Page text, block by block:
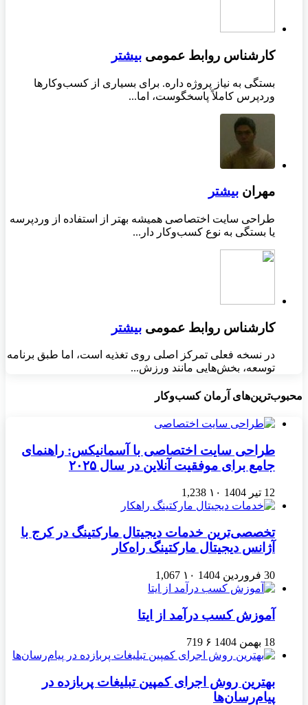
کارشناس روابط عمومی بیشتر
بستگی به نیاز پروژه داره. برای بسیاری از کسب‌وکارها
وردپرس کاملاً پاسخگوست، اما...
مهران بیشتر
طراحی سایت اختصاصی همیشه بهتر از استفاده از وردپرسه
یا بستگی به نوع کسب‌وکار دار...
کارشناس روابط عمومی بیشتر
در نسخه فعلی تمرکز اصلی روی تغذیه است، اما طبق برنامه
توسعه، بخش‌هایی مانند ورزش...
محبوب‌ترین‌های آرمان کسب‌وکار
طراحی سایت اختصاصی با آسمانیکس: راهنمای
جامع برای موفقیت آنلاین در سال ۲۰۲۵
12 تیر 1404 ۱۰ 1,238
تخصصی‌ترین خدمات دیجیتال مارکتینگ در کرج با
آژانس دیجیتال مارکتینگ راه‌کار
30 فروردین 1404 ۱۰ 1,067
آموزش کسب درآمد از ایتا
18 بهمن 1404 ۶ 719
بهترین روش اجرای کمپین تبلیغات پربازده در
پیام‌رسان‌ها